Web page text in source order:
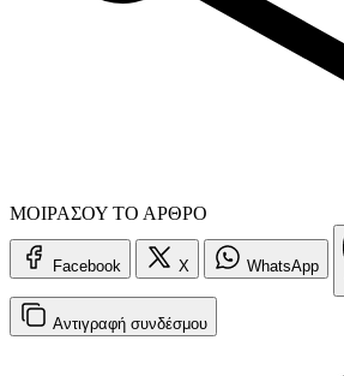
ΜΟΙΡΑΣΟΥ ΤΟ ΑΡΘΡΟ
Facebook X
WhatsApp
Αντιγραφή συνδέσμου